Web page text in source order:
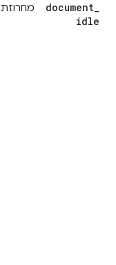
document_
idle
מחרוזת